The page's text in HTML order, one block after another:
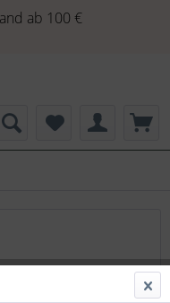
ab 100 €
sanft - selbst für